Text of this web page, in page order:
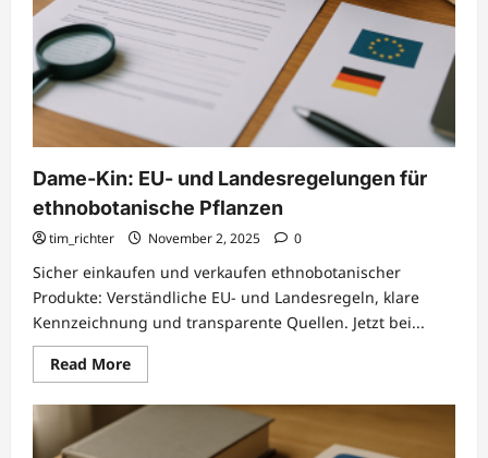
Dame-Kin: EU- und Landesregelungen für
ethnobotanische Pflanzen
tim_richter November 2, 2025 0
Sicher einkaufen und verkaufen ethnobotanischer
Produkte: Verständliche EU- und Landesregeln, klare
Kennzeichnung und transparente Quellen. Jetzt bei...
Read MoreRead
more
Dame-